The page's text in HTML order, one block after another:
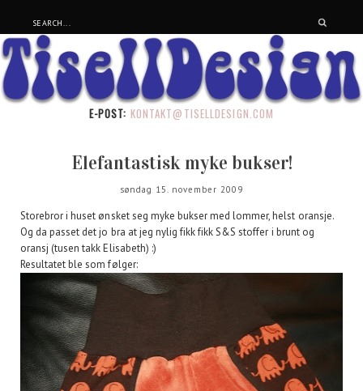
E-POST: KONTAKT@TISELLDESIGN.COM
Elefantastisk myke bukser!
søndag 15. november 2009
Storebror i huset ønsket seg myke bukser med lommer, helst oransje.
Og da passet det jo bra at jeg nylig fikk fikk S&S stoffer i brunt og
oransj (tusen takk Elisabeth) :)
Resultatet ble som følger: